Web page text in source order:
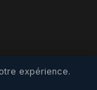
expérience.